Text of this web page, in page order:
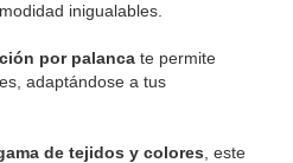
inigualables.
por palanca te permite
adaptándose a tus
de tejidos y colores , este